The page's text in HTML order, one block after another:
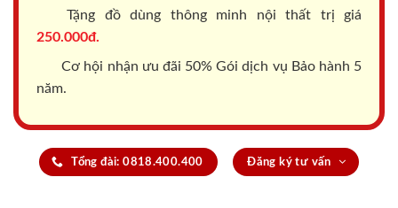
Tặng đồ dùng thông minh nội thất trị giá
250.000đ.
Cơ hội nhận ưu đãi 50% Gói dịch vụ Bảo hành 5
năm.
Tổng đài: 0818.400.400 Đăng ký tư vấn